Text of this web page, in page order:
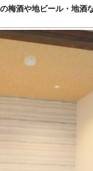
梅酒や地ビール・地酒